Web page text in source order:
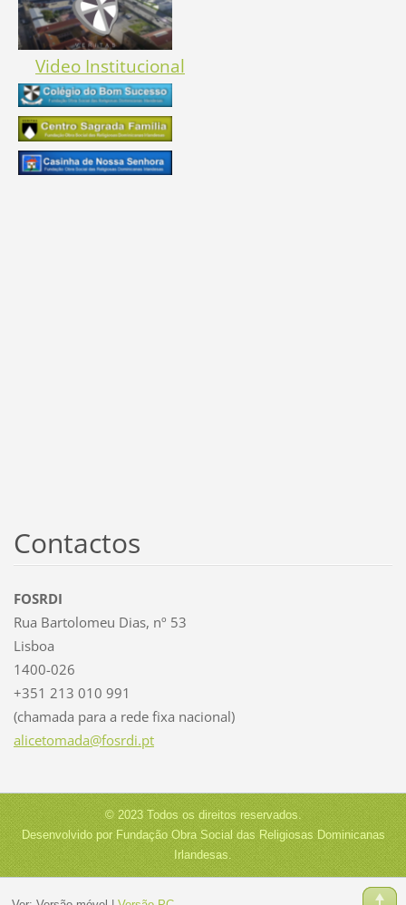
Video Institucional
Contactos
FOSRDI
Rua Bartolomeu Dias, nº 53
Lisboa
1400-026
+351 213 010 991
(chamada para a rede fixa nacional)
alicetomada@fosrdi.pt
© 2023 Todos os direitos reservados.
Desenvolvido por Fundação Obra Social das Religiosas Dominicanas
Irlandesas.